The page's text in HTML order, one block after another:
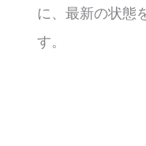
に、最新の状態
す。